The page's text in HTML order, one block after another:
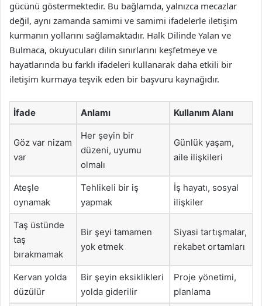
gücünü göstermektedir. Bu bağlamda, yalnızca mecazlar
değil, aynı zamanda samimi ve samimi ifadelerle iletişim
kurmanın yollarını sağlamaktadır. Halk Dilinde Yalan ve
Bulmaca, okuyucuları dilin sınırlarını keşfetmeye ve
hayatlarında bu farklı ifadeleri kullanarak daha etkili bir
iletişim kurmaya teşvik eden bir başvuru kaynağıdır.
İfade Anlamı Kullanım Alanı
Göz var nizam
var
Her şeyin bir
düzeni, uyumu
olmalı
Günlük yaşam,
aile ilişkileri
Ateşle
oynamak
Tehlikeli bir iş
yapmak
İş hayatı, sosyal
ilişkiler
Taş üstünde
taş
bırakmamak
Bir şeyi tamamen
yok etmek
Siyasi tartışmalar,
rekabet ortamları
Kervan yolda
düzülür
Bir şeyin eksiklikleri
yolda giderilir
Proje yönetimi,
planlama